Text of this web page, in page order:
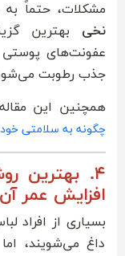
مشکلات، حتماً
نخی بهترین
عفونت‌های
جذب رطوبت
همچنین این مقاله
چگونه به سلامتی
۴. بهترین
افزایش عمر آن
بسیاری از افراد
داغ می‌شویند،